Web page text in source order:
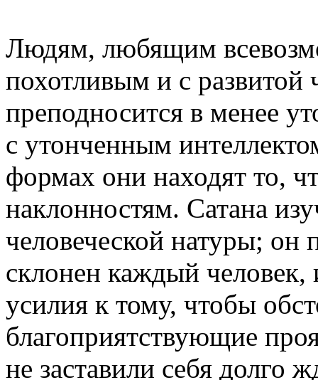
Людям, любящим
похотливым и с развитой
преподносится в менее
с утонченным
формах они находят то,
наклонностям. Сатана
человеческой натуры; он
склонен каждый человек,
усилия к тому, чтобы
благоприятствующие
не заставили себя долго